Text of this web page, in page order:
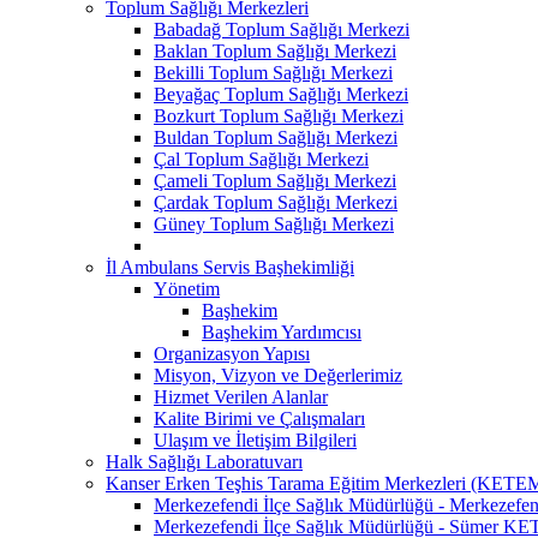
Toplum Sağlığı Merkezleri
Babadağ Toplum Sağlığı Merkezi
Baklan Toplum Sağlığı Merkezi
Bekilli Toplum Sağlığı Merkezi
Beyağaç Toplum Sağlığı Merkezi
Bozkurt Toplum Sağlığı Merkezi
Buldan Toplum Sağlığı Merkezi
Çal Toplum Sağlığı Merkezi
Çameli Toplum Sağlığı Merkezi
Çardak Toplum Sağlığı Merkezi
Güney Toplum Sağlığı Merkezi
İl Ambulans Servis Başhekimliği
Yönetim
Başhekim
Başhekim Yardımcısı
Organizasyon Yapısı
Misyon, Vizyon ve Değerlerimiz
Hizmet Verilen Alanlar
Kalite Birimi ve Çalışmaları
Ulaşım ve İletişim Bilgileri
Halk Sağlığı Laboratuvarı
Kanser Erken Teşhis Tarama Eğitim Merkezleri
Merkezefendi İlçe Sağlık Müdürlüğü -
Merkezefendi İlçe Sağlık Müdürlüğü - Sümer